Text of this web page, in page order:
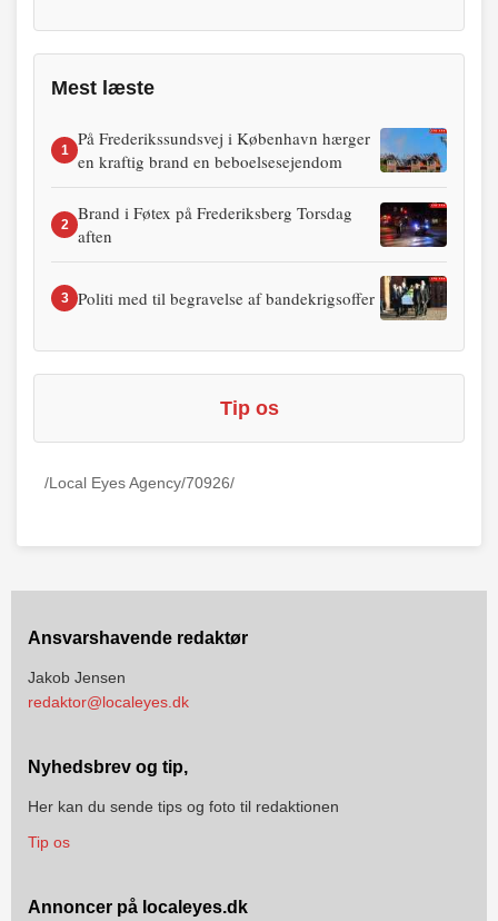
Mest læste
1
På Frederikssundsvej i København hærger
en kraftig brand en beboelsesejendom
2
Brand i Føtex på Frederiksberg Torsdag
aften
3 Politi med til begravelse af bandekrigsoffer
Tip os
/Local Eyes Agency/70926/
Ansvarshavende redaktør
Jakob Jensen
redaktor@localeyes.dk
Nyhedsbrev og tip,
Her kan du sende tips og foto til redaktionen
Tip os
Annoncer på localeyes.dk